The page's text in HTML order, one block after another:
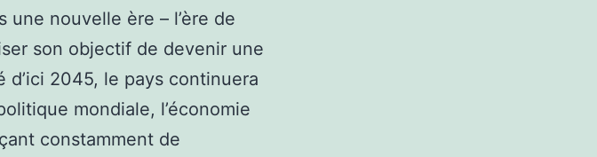
nouvelle ère – l’ère de
son objectif de devenir une
2045, le pays continuera
mondiale, l’économie
constamment de